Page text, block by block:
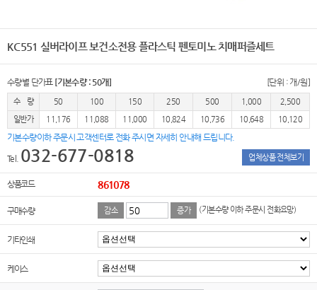
KC551 실버라이프 보건소전용 플라스틱 펜토미노 치매퍼즐세트
수량별 단가표 [기본수량 : 50개] [단위 : 개/원]
수 량 50 100 150 250 500 1,000
2,500
일반가
11,176 11,088 11,000 10,824 10,736 10,648 10,120
기본수량이하 주문시 고객센터로 전화 주시면 자세히 안내해 드립니다.
Tel. 032-677-0818 업체상품 전체보기
상품코드 861078
구매수량 감소 증가 (기본수량 이하 주문시 전화요망)
기타인쇄
케이스